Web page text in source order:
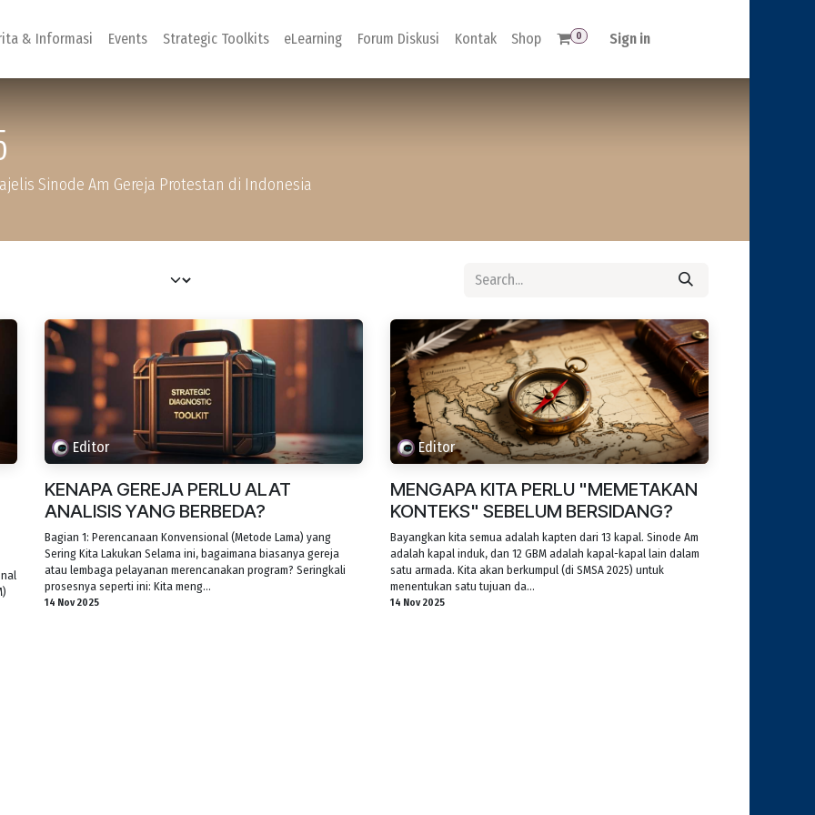
& Informasi Events Strategic Toolkits eLearning Forum Diskusi Kontak Shop 0 Sign in
Sinode Am Gereja Protestan di Indonesia
Editor
KENAPA GEREJA PERLU ALAT
ANALISIS YANG BERBEDA?
Bagian 1: Perencanaan Konvensional (Metode Lama) yang
Sering Kita Lakukan Selama ini, bagaimana biasanya gereja
atau lembaga pelayanan merencanakan program? Seringkali
prosesnya seperti ini: Kita meng...
14 Nov 2025
Editor
MENGAPA KITA PERLU "MEMETAKAN
KONTEKS" SEBELUM BERSIDANG?
Bayangkan kita semua adalah kapten dari 13 kapal. Sinode Am
adalah kapal induk, dan 12 GBM adalah kapal-kapal lain dalam
satu armada. Kita akan berkumpul (di SMSA 2025) untuk
menentukan satu tujuan da...
14 Nov 2025